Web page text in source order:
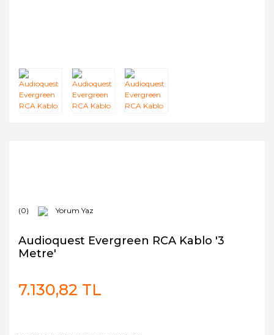
(0) Yorum Yaz
Audioquest Evergreen RCA Kablo '3
Metre'
7.130,82 TL